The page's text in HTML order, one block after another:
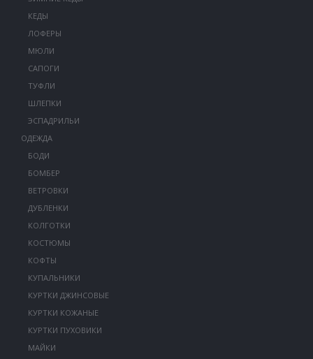
КЕДЫ
ЛОФЕРЫ
МЮЛИ
САПОГИ
ТУФЛИ
ШЛЕПКИ
ЭСПАДРИЛЬИ
ОДЕЖДА
БОДИ
БОМБЕР
ВЕТРОВКИ
ДУБЛЕНКИ
КОЛГОТКИ
КОСТЮМЫ
КОФТЫ
КУПАЛЬНИКИ
КУРТКИ ДЖИНСОВЫЕ
КУРТКИ КОЖАНЫЕ
КУРТКИ ПУХОВИКИ
МАЙКИ